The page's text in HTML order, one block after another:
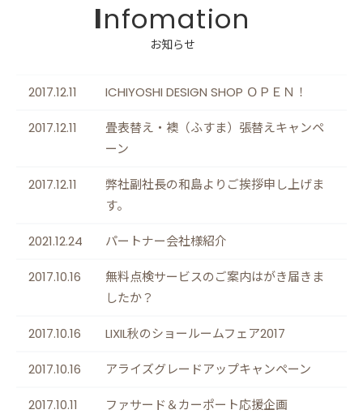
Infomation
2017.12.11 ICHIYOSHI DESIGN SHOP ＯＰＥＮ！
2017.12.11
畳表替え・襖（ふすま）張替えキャンペ
ーン
2017.12.11
弊社副社長の和島よりご挨拶申し上げま
す。
2021.12.24 パートナー会社様紹介
2017.10.16
無料点検サービスのご案内はがき届きま
したか？
2017.10.16 LIXIL秋のショールームフェア2017
2017.10.16 アライズグレードアップキャンペーン
2017.10.11 ファサード＆カーポート応援企画